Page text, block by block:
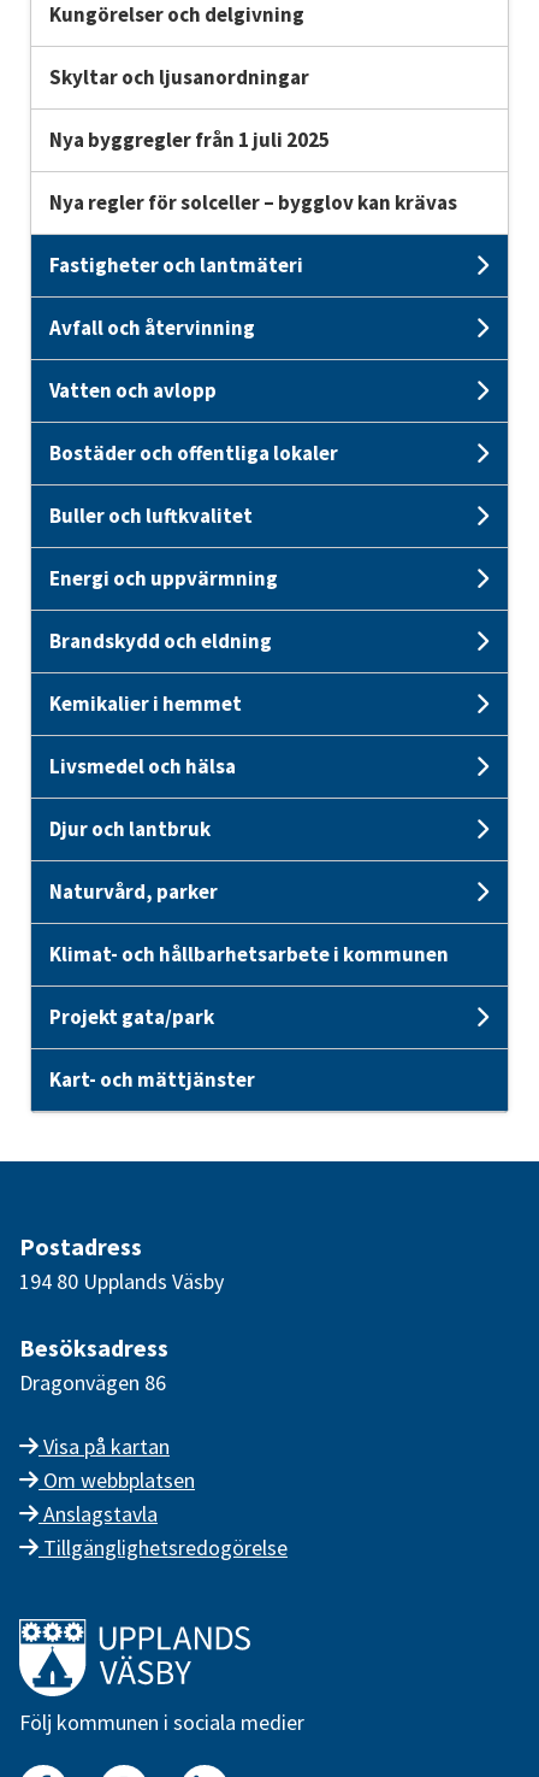
Kungörelser och delgivning
Skyltar och ljusanordningar
Nya byggregler från 1 juli 2025
Nya regler för solceller – bygglov kan krävas
Fastigheter och lantmäteri
Avfall och återvinning
Vatten och avlopp
Bostäder och offentliga lokaler
Buller och luftkvalitet
Energi och uppvärmning
Brandskydd och eldning
Kemikalier i hemmet
Livsmedel och hälsa
Djur och lantbruk
Naturvård, parker
Klimat- och hållbarhetsarbete i kommunen
Projekt gata/park
Kart- och mättjänster
Postadress
194 80 Upplands Väsby
Besöksadress
Dragonvägen 86
Visa på kartan
Om webbplatsen
Anslagstavla
Tillgänglighetsredogörelse
Länk till startsidan
Följ kommunen i sociala medier